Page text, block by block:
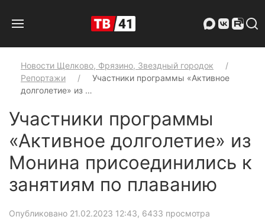
Новости Щелково, Фрязино, Звездный городок
Репортажи
Участники программы «Активное
долголетие» из …
Участники программы
«Активное долголетие» из
Монина присоединились к
занятиям по плаванию
Опубликовано 21.02.2023 12:43, 6433 просмотра